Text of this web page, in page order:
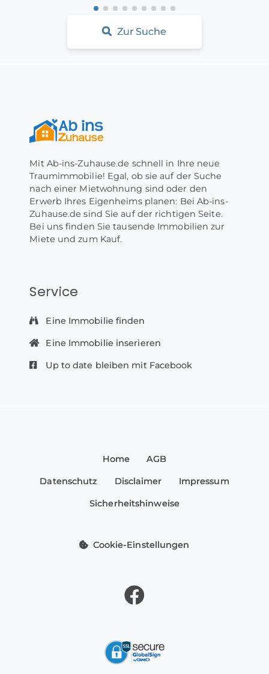
Zur Suche
Mit Ab-ins-Zuhause.de schnell in Ihre neue
Traumimmobilie! Egal, ob sie auf der Suche
nach einer Mietwohnung sind oder den
Erwerb Ihres Eigenheims planen: Bei Ab-ins-
Zuhause.de sind Sie auf der richtigen Seite.
Bei uns finden Sie tausende Immobilien zur
Miete und zum Kauf.
Service
Eine Immobilie finden
Eine Immobilie inserieren
Up to date bleiben mit Facebook
Home AGB
Datenschutz Disclaimer Impressum
Sicherheitshinweise
Cookie-Einstellungen